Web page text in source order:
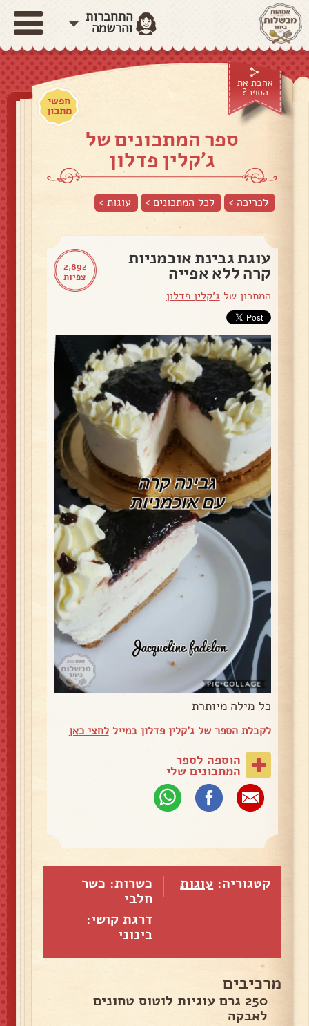
התחברות
והרשמה
אהבת את
הספר?
חפשי
מתכון
ספר המתכונים של
ג'קלין פדלון
לכריכה > לכל המתכונים > עוגות>
2,892
צפיות
עוגת גבינת אוכמניות
קרה ללא אפייה
המתכון של ג'קלין פדלון
כל מילה מיותרת
לקבלת הספר של ג'קלין פדלון במייללחצי כאן
הוספה לספר
המתכונים שלי
קטגוריה: עוגות
כשרות: כשר
חלבי
דרגת קושי:
בינוני
מרכיבים
250 גרם עוגיות לוטוס טחונים
לאבקה